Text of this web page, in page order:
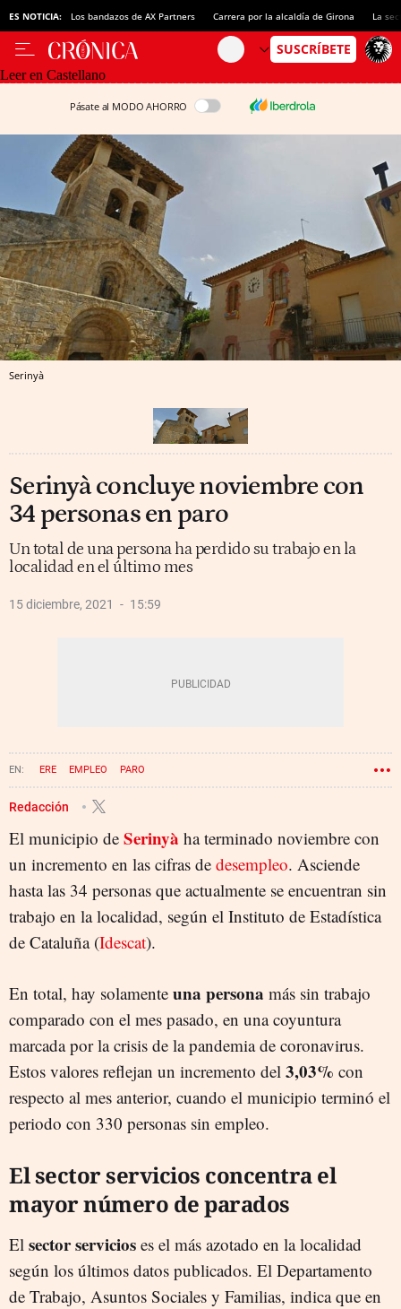
ES NOTICIA: Los bandazos de AX Partners Carrera por la alcaldía de Girona La
Leer en Castellano
Pásate al MODO AHORRO
Serinyà
Serinyà concluye noviembre con
34 personas en paro
Un total de una persona ha perdido su trabajo en la
localidad en el último mes
15 diciembre, 2021 15:59
ERE EMPLEO PARO
Redacción
El municipio de Serinyà ha terminado noviembre con
un incremento en las cifras de desempleo. Asciende
hasta las 34 personas que actualmente se encuentran sin
trabajo en la localidad, según el Instituto de Estadística
de Cataluña (Idescat).
En total, hay solamente una persona más sin trabajo
comparado con el mes pasado, en una coyuntura
marcada por la crisis de la pandemia de coronavirus.
Estos valores reflejan un incremento del 3,03% con
respecto al mes anterior, cuando el municipio terminó el
periodo con 330 personas sin empleo.
El sector servicios concentra el
mayor número de parados
El sector servicios es el más azotado en la localidad
según los últimos datos publicados. El Departamento
de Trabajo, Asuntos Sociales y Familias, indica que en